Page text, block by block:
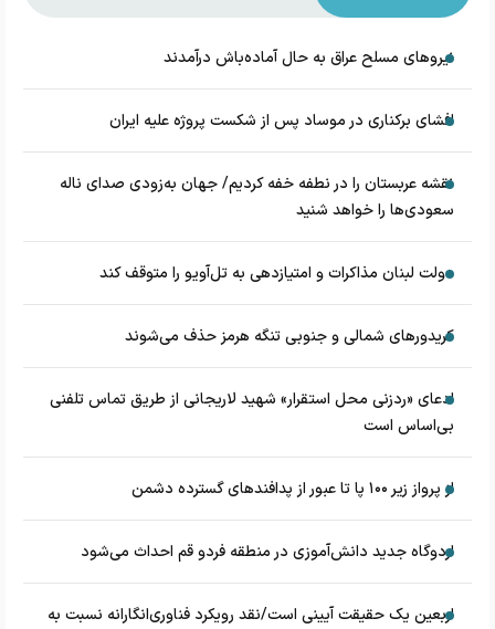
نیروهای مسلح عراق به حال آماده‌باش درآمدند
افشای برکناری در موساد پس از شکست پروژه علیه ایران
نقشه عربستان را در نطفه خفه کردیم/ جهان به‌زودی صدای ناله
سعودی‌ها را خواهد شنید
دولت لبنان مذاکرات و امتیازدهی به تل‌آویو را متوقف کند
کریدورهای شمالی و جنوبی تنگه هرمز حذف می‌شوند
ادعای «ردزنی محل استقرار» شهید لاریجانی از طریق تماس تلفنی
بی‌اساس است
از پرواز زیر ۱۰۰ پا تا عبور از پدافند‌های گسترده دشمن
اردوگاه جدید دانش‌آموزی در منطقه فردو قم احداث می‌شود
اربعین یک حقیقت آیینی است/نقد رویکرد فناوری‌انگارانه نسبت به